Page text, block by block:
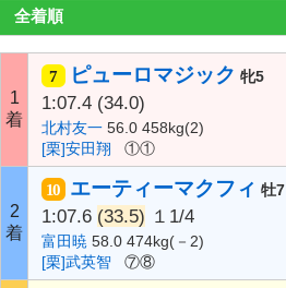
全着順
1
着
7 ピューロマジック 牝5
1:07.4 (34.0)
北村友一 56.0 458kg(2)
[栗]安田翔
①①
2
着
10 エーティーマクフィ 牡7
1:07.6 (33.5) １1/4
富田暁 58.0 474kg(－2)
[栗]武英智
⑦⑧